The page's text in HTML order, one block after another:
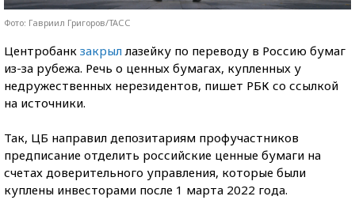
Фото: Гавриил Григоров/ТАСС
Центробанк закрыл лазейку по переводу в Россию бумаг
из-за рубежа. Речь о ценных бумагах, купленных у
недружественных нерезидентов, пишет РБК со ссылкой
на источники.
Так, ЦБ направил депозитариям профучастников
предписание отделить российские ценные бумаги на
счетах доверительного управления, которые были
куплены инвесторами после 1 марта 2022 года.